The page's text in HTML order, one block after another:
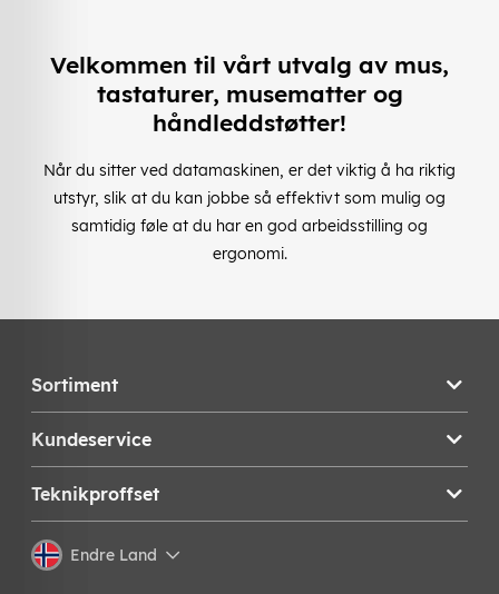
Velkommen til vårt utvalg av mus,
tastaturer, musematter og
håndleddstøtter!
Når du sitter ved datamaskinen, er det viktig å ha riktig
utstyr, slik at du kan jobbe så effektivt som mulig og
samtidig føle at du har en god arbeidsstilling og
ergonomi.
Sortiment
Kundeservice
Teknikproffset
Endre Land